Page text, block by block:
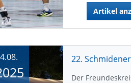
Artikel
Der